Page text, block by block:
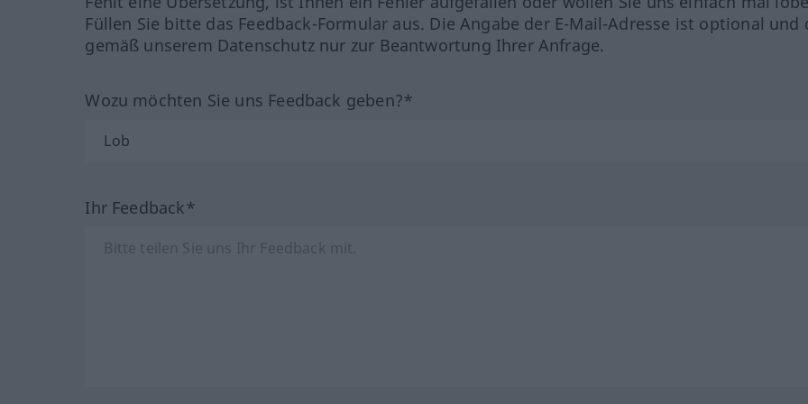
Füllen Sie bitte das Feedback-Formular aus. Die Angabe der E-Mail-Adresse ist optional und
gemäß unserem Datenschutz nur zur Beantwortung Ihrer Anfrage.
Wozu möchten Sie uns Feedback geben?*
Ihr Feedback*